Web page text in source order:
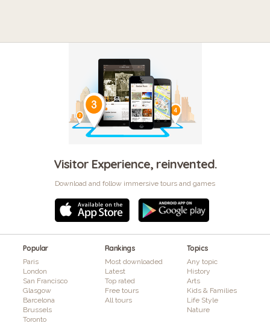
Visitor Experience, reinvented.
Download and follow immersive tours and games
Popular
Paris
London
San Francisco
Glasgow
Barcelona
Brussels
Toronto
Rankings
Most downloaded
Latest
Top rated
Free tours
All tours
Topics
Any topic
History
Arts
Kids & Families
Life Style
Nature